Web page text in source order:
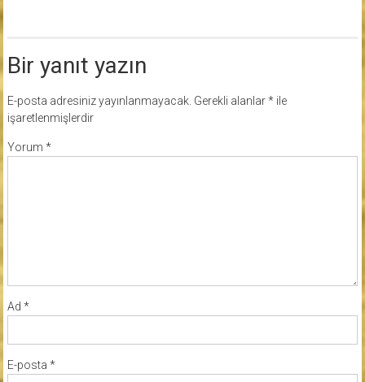
Bir yanıt yazın
E-posta adresiniz yayınlanmayacak. Gerekli alanlar*ile
işaretlenmişlerdir
Yorum *
Ad *
E-posta *